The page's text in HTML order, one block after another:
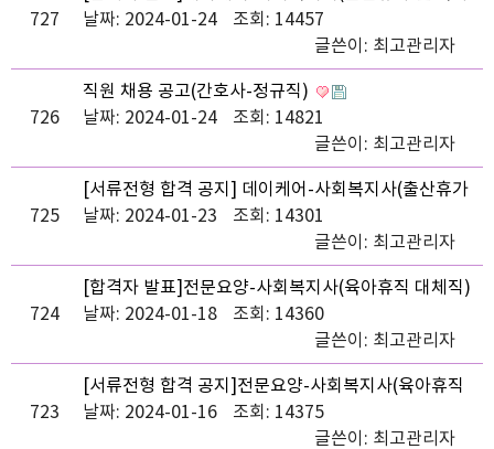
727
휴직대체직)
날짜: 2024-01-24
조회: 14457
글쓴이: 최고관리자
726
직원 채용 공고(간호사-정규직)
날짜: 2024-01-24
조회: 14821
글쓴이: 최고관리자
725
[서류전형 합격 공지] 데이케어-사회복지사(출산휴가
및 육아휴직대체직)
날짜: 2024-01-23
조회: 14301
글쓴이: 최고관리자
724
[합격자 발표]전문요양-사회복지사(육아휴직 대체직)
날짜: 2024-01-18
조회: 14360
글쓴이: 최고관리자
723
[서류전형 합격 공지]전문요양-사회복지사(육아휴직
대체직)
날짜: 2024-01-16
조회: 14375
글쓴이: 최고관리자